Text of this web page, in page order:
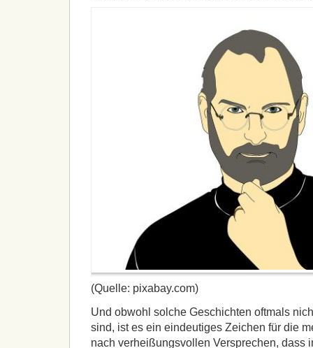
(Quelle: pixabay.com)
Und obwohl solche Geschichten oftmals
sind, ist es ein eindeutiges Zeichen für die
nach verheißungsvollen Versprechen, dass